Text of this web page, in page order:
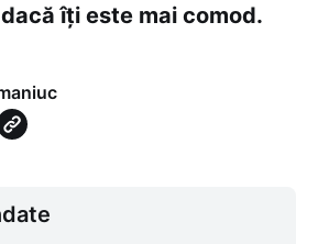
dacă îți este mai comod.